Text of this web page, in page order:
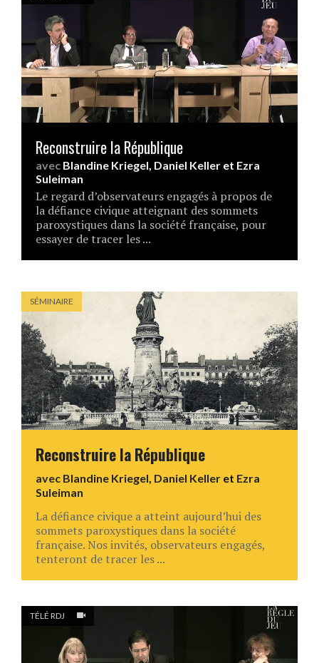
Reconstruire la République
avec Blandine Kriegel, Daniel Keller et Ezra
Suleiman
Le regard d’observateurs engagés à propos de
la défiance civique atteignant des sommets
paroxystiques dans la société française, pour
essayer de tracer les ...
SÉMINAIRE
Reconstruire la République
avec Blandine Kriegel, Daniel Keller et Ezra
Suleiman
La défiance civique a atteint aujourd’hui des
sommets paroxystiques dans la société
française. Nos invités, observateurs engagés,
tenteront de tracer les ...
TÉLÉ RDJ